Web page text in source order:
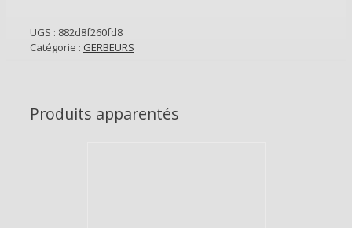
UGS : 882d8f260fd8
Catégorie : GERBEURS
Produits apparentés